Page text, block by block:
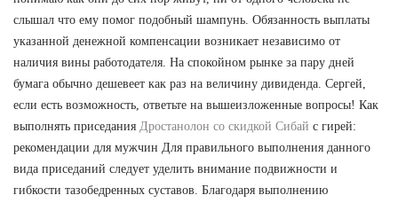
слышал что ему помог подобный шампунь. Обязанность выплаты
указанной денежной компенсации возникает независимо от
наличия вины работодателя. На спокойном рынке за пару дней
бумага обычно дешевеет как раз на величину дивиденда. Сергей,
если есть возможность, ответьте на вышеизложенные вопросы! Как
выполнять приседания Дростанолон со скидкой Сибай с гирей:
рекомендации для мужчин Для правильного выполнения данного
вида приседаний следует уделить внимание подвижности и
гибкости тазобедренных суставов. Благодаря выполнению